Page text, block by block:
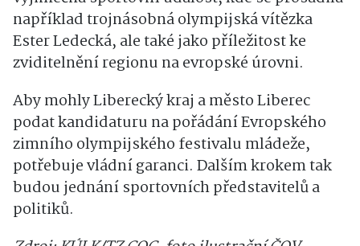
například trojnásobná olympijská vítězka
Ester Ledecká, ale také jako příležitost ke
zviditelnění regionu na evropské úrovni.
Aby mohly Liberecký kraj a město Liberec
podat kandidaturu na pořádání Evropského
zimního olympijského festivalu mládeže,
potřebuje vládní garanci. Dalším krokem tak
budou jednání sportovních představitelů a
politiků.